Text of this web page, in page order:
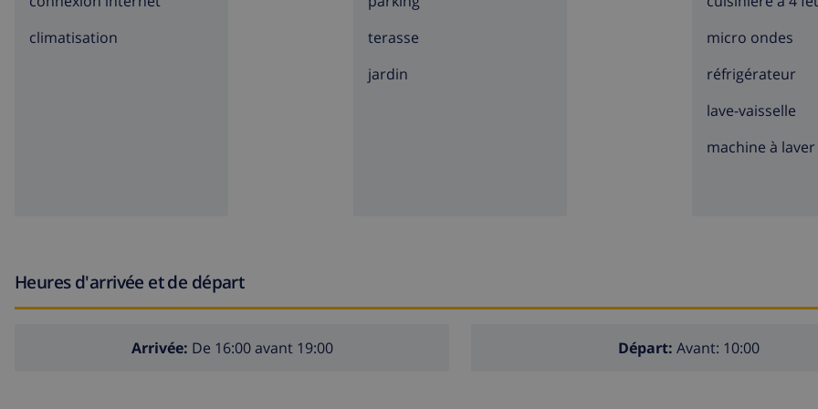
climatisation
terasse
jardin
micro ondes
réfrigérateur
lave-vaisselle
machine à laver
Heures d'arrivée et de départ
Arrivée: De 16:00 avant 19:00 Départ: Avant: 10:00